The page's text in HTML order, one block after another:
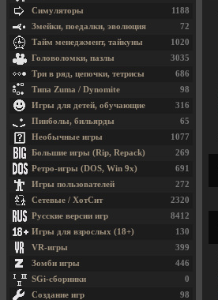
1188
Симуляторы
72
Змейки, поедалки, эволюция
1020
Тайм менеджмент, тайкуны
3035
Головоломки, пазлы
686
Три в ряд, цепочки, тетрисы
98
Типа Zuma / Dynomite
316
Игры для детей, обучающие
65
Пинболы, бильярды
1077
Необычные игры
269
Большие игры (Rip, Repack)
691
Ретро-игры (DOS, Win 9x)
272
Игры пользователей
2320
Сетевые / ХотСит
8412
Русские версии игр
130
Игры для взрослых (18+)
399
VR-игры
446
Зомби игры
0
SGi-сборники
98
Создание игр